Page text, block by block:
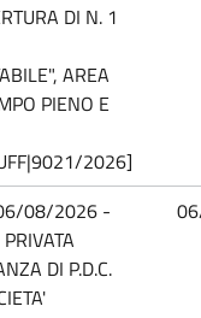
DI N. 1
AREA
PIENO E
2026]
08/2026 -
DI P.D.C.